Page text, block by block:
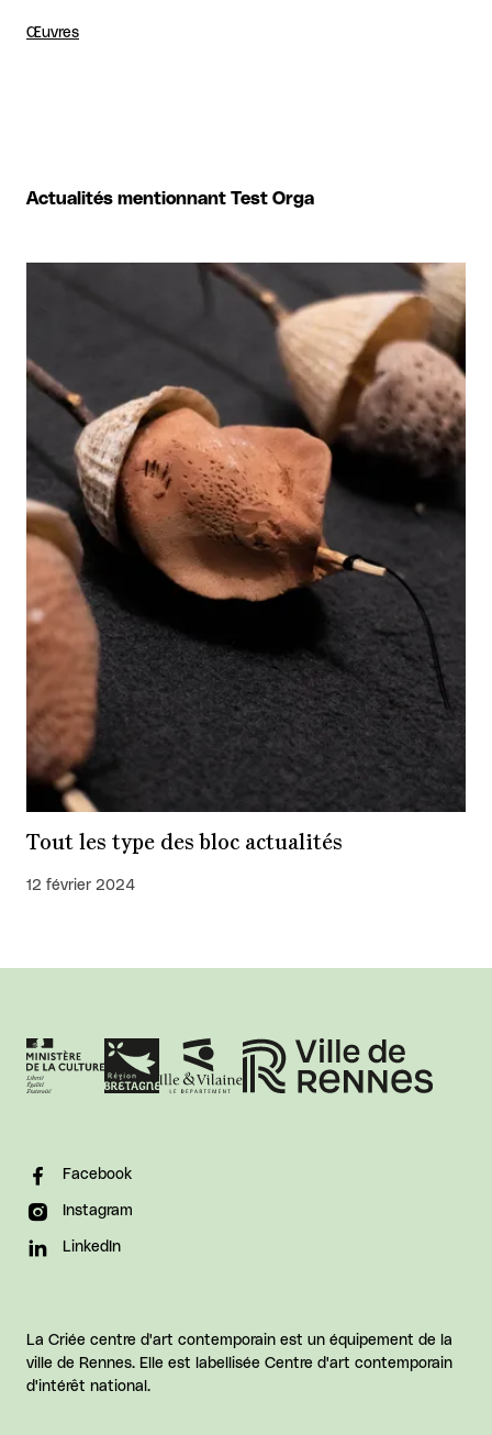
Œuvres
Actualités mentionnant Test Orga
Tout les type des bloc actualités
12 février 2024
Facebook
Instagram
LinkedIn
La Criée centre d'art contemporain est un équipement de la
ville de Rennes. Elle est labellisée Centre d'art contemporain
d'intérêt national.